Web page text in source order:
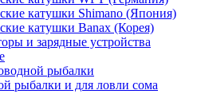
катушки Shimano (Япония)
катушки Banax (Корея)
и зарядные устройства
рыбалки
рыбалки и для ловли сома